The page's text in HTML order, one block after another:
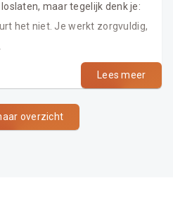
maar tegelijk denk je:
het niet. Je werkt zorgvuldig,
Lees meer
overzicht